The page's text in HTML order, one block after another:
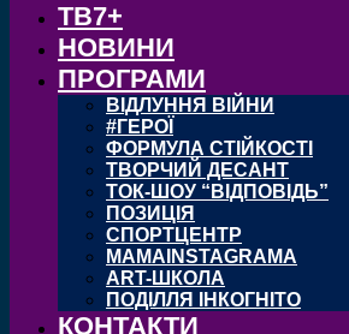
ТВ7+
НОВИНИ
ПРОГРАМИ
ВІДЛУННЯ ВІЙНИ
#ГЕРОЇ
ФОРМУЛА СТІЙКОСТІ
ТВОРЧИЙ ДЕСАНТ
ТОК-ШОУ “ВІДПОВІДЬ”
ПОЗИЦІЯ
СПОРТЦЕНТР
MAMAINSTAGRAMA
ART-ШКОЛА
ПОДІЛЛЯ ІНКОГНІТО
КОНТАКТИ